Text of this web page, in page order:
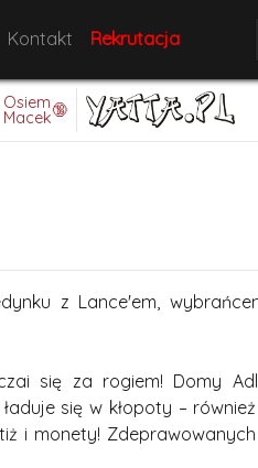
Kontakt Rekrutacja
Osiem
Macek🔞
z Lance'em,
się za rogiem! Domy
się w kłopoty –
i monety!